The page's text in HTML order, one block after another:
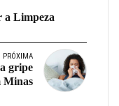
a Limpeza
PRÓXIMA
gripe
Minas